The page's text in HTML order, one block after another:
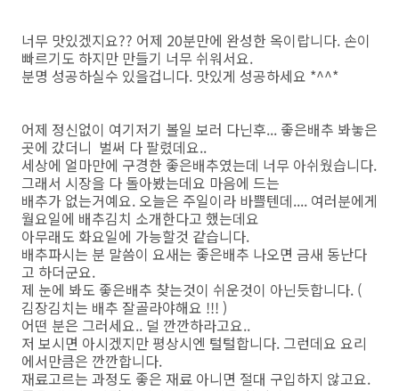
너무 맛있겠지요?? 어제 20분만에 완성한 옥이랍니다. 손이
빠르기도 하지만 만들기 너무 쉬워서요.
분명 성공하실수 있을겁니다. 맛있게 성공하세요 *^^*
어제 정신없이 여기저기 볼일 보러 다닌후... 좋은배추 봐놓은
곳에 갔더니 벌써 다 팔렸데요..
세상에 얼마만에 구경한 좋은배추였는데 너무 아쉬웠습니다.
그래서 시장을 다 돌아봤는데요 마음에 드는
배추가 없는거예요. 오늘은 주일이라 바쁠텐데.... 여러분에게
월요일에 배추김치 소개한다고 했는데요
아무래도 화요일에 가능할것 같습니다.
배추파시는 분 말씀이 요새는 좋은배추 나오면 금새 동난다
고 하더군요.
제 눈에 봐도 좋은배추 찾는것이 쉬운것이 아닌듯합니다. (
김장김치는 배추 잘골라야해요 !!! )
어떤 분은 그러세요.. 덜 깐깐하라고요..
저 보시면 아시겠지만 평상시엔 털털합니다. 그런데요 요리
에서만큼은 깐깐합니다.
재료고르는 과정도 좋은 재료 아니면 절대 구입하지 않고요.